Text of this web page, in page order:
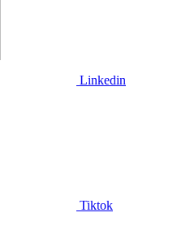
Linkedin
Tiktok